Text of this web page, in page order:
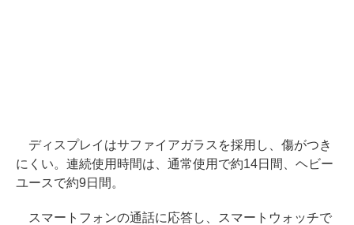
ディスプレイはサファイアガラスを採用し、傷がつき
にくい。連続使用時間は、通常使用で約14日間、ヘビー
ユースで約9日間。
スマートフォンの通話に応答し、スマートウォッチで